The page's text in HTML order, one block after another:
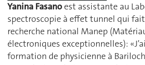
Yanina Fasanoest assistante au
spectroscopie à effet tunnel qui
recherche national Manep
électroniques exceptionnelles):
formation de physicienne à